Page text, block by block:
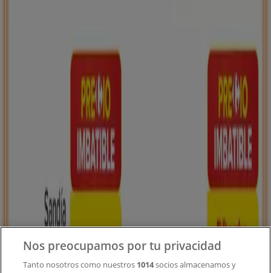
Tiendeo forma parte de Shopfully, la empresa
tecnológica que está reinventando las compras locales
en todo el mundo.
¿Qué hacemos?
Soluciones para empresas
Noticias y prensa
Trabaja con nosotros
Contacto
Nos preocupamos por tu privacidad
Tanto nosotros como nuestros 1014socios almacenamos y